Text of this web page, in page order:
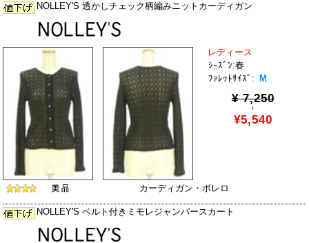
NOLLEY'S 透かしチェック柄編みニットカーディガン
レディース
ｼｰｽﾞﾝ:春
ﾌｧﾚｯﾄｻｲｽﾞ: M
¥ 7,250
↓
¥5,540
カーディガン・ボレロ
NOLLEY'S ベルト付きミモレジャンパースカート